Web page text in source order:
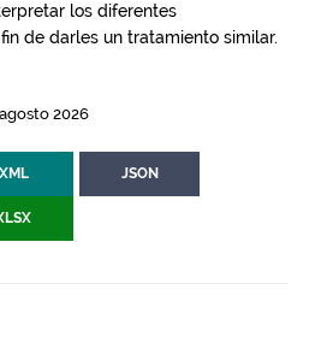
los diferentes
de darles un tratamiento similar.
2026
XML JSON